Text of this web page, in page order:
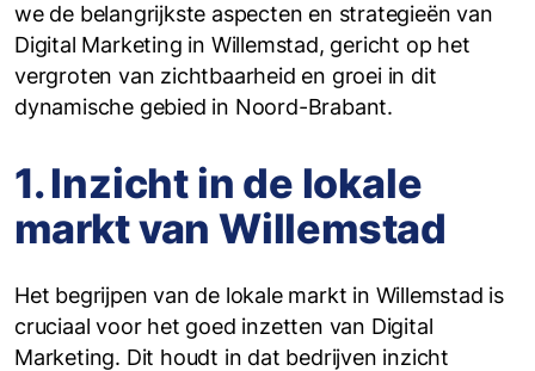
we de belangrijkste aspecten en strategieën van
Digital Marketing in Willemstad, gericht op het
vergroten van zichtbaarheid en groei in dit
dynamische gebied in Noord-Brabant.
1. Inzicht in de lokale
markt van Willemstad
Het begrijpen van de lokale markt in Willemstad is
cruciaal voor het goed inzetten van Digital
Marketing. Dit houdt in dat bedrijven inzicht